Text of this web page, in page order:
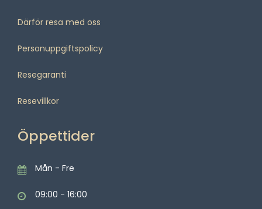
Därför resa med oss
Personuppgiftspolicy
Resegaranti
Resevillkor
Öppettider
Mån - Fre
09:00 - 16:00